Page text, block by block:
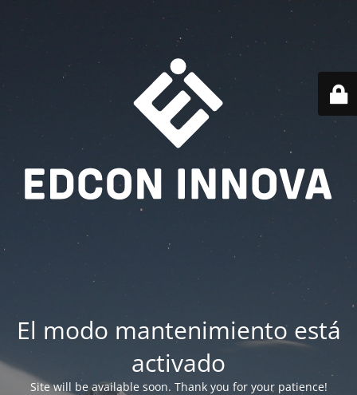
El modo mantenimiento está
activado
Site will be available soon. Thank you for your patience!